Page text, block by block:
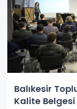
Balıkesir
Kalite Belgesi